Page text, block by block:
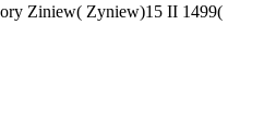
Ziniew( Zyniew)15 II 1499(